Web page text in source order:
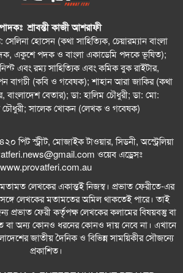
শ্রাবন্তী কাজী আশরাফী
হোসেন (কথা সাহিত্যিক, চেয়ারম্যান বাংলা
একুশে পদক ও বাংলা একাডেমি পদকে ভূষিত);
এবং রম্য সাহিত্যিক এবং কমিক বুক রাইটার,
বাগচী (কবি ও গবেষক); শাহান আরা জাকির (কথা
বাংলাদেশ বেতার); ডা: হালিম চৌধুরী; ডা: মো:
সালেক খোকন (লেখক ও গবেষক)
পিট স্ট্রীট, মোজাইক টাওয়ার, সিডনী, অস্ট্রেলিয়া
ওয়েব এড্রেসঃ
www.provatferi.com.au
লেখকের একান্তই নিজস্ব। প্রভাত ফেরীতে-এর
লেখকের মতামতের অমিল থাকতেই পারে। তাই
প্রভাত ফেরী কর্তৃপক্ষ লেখকের কলামের বিষয়বস্তু বা
বা অন্য কোনও ধরনের কোনও দায় নেবে না। এখানে
জাতীয় দৈনিক ও বিভিন্ন সাময়িকীর সৌজন্যে
প্রকাশিত।